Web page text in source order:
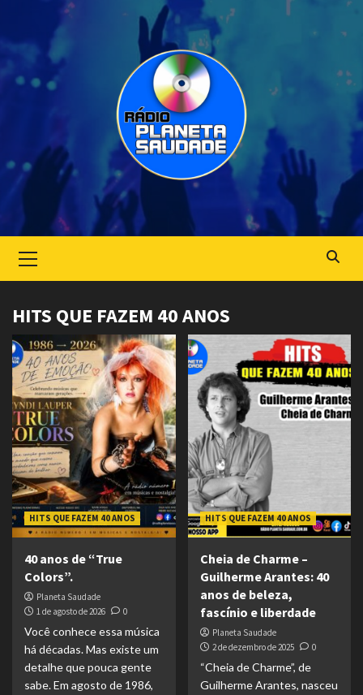
Menu
HITS QUE FAZEM 40 ANOS
HITS QUE FAZEM 40 ANOS
40 anos de “True
Colors”.
Planeta Saudade
1 de agosto de 2026
0
Você conhece essa música
há décadas. Mas existe um
detalhe que pouca gente
sabe. Em agosto de 1986,
HITS QUE FAZEM 40 ANOS
Cheia de Charme –
Guilherme Arantes: 40
anos de beleza,
fascínio e liberdade
Planeta Saudade
2 de dezembro de 2025
0
“Cheia de Charme”, de
Guilherme Arantes, nasceu